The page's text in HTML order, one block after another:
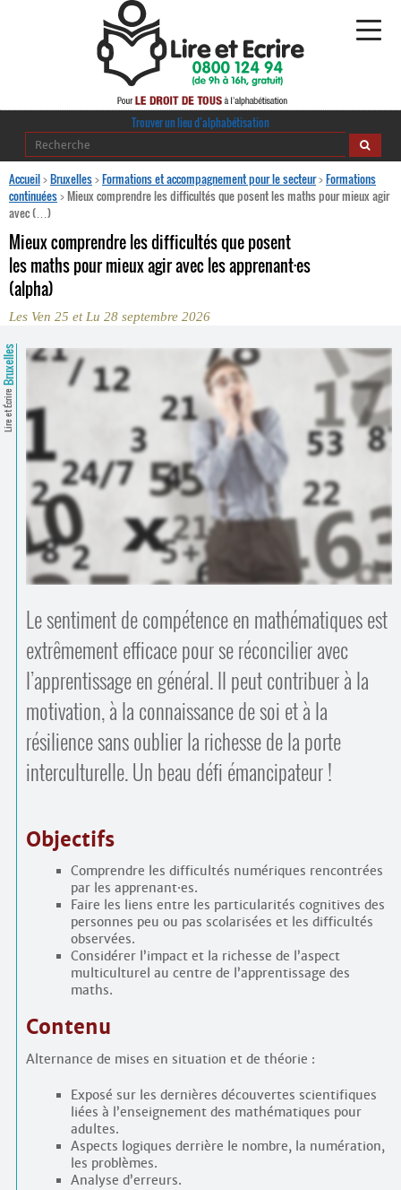
Alphabétisation
·
journaldelalpha.be
Comprendre et parler
Bienvenue en Belgique
Espace presse
Trouver un lieu d’alphabétisation
Trouver un lieu d’alphabétisation
Accueil>Bruxelles>Formations et accompagnement pour le secteur>Formations
continuées>Mieux comprendre les difficultés que posent les maths pour mieux agir
avec (…)
Mieux comprendre les difficultés que posent
les maths pour mieux agir avec les apprenant·es
(alpha)
Les Ven 25 et Lu 28 septembre 2026
Lire et Écrire
Bruxelles
Le sentiment de compétence en mathématiques est
extrêmement efficace pour se réconcilier avec
l’apprentissage en général. Il peut contribuer à la
motivation, à la connaissance de soi et à la
résilience sans oublier la richesse de la porte
interculturelle. Un beau défi émancipateur !
Objectifs
Comprendre les difficultés numériques rencontrées
par les apprenant·es.
Faire les liens entre les particularités cognitives des
personnes peu ou pas scolarisées et les difficultés
observées.
Considérer l’impact et la richesse de l’aspect
multiculturel au centre de l’apprentissage des
maths.
Contenu
Alternance de mises en situation et de théorie :
Exposé sur les dernières découvertes scientifiques
liées à l’enseignement des mathématiques pour
adultes.
Aspects logiques derrière le nombre, la numération,
les problèmes.
Analyse d’erreurs.